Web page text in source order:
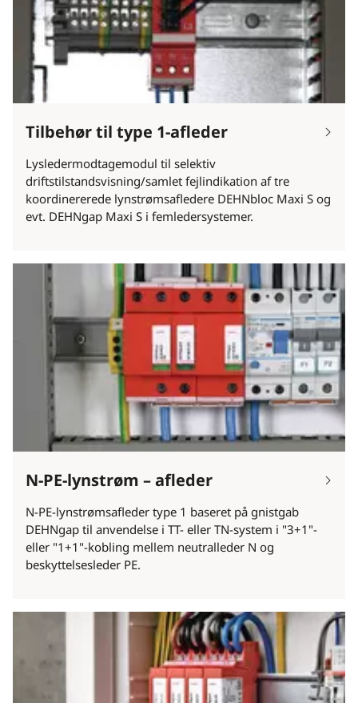
Tilbehør til type 1-afleder
Lysledermodtagemodul til selektiv
driftstilstandsvisning/samlet fejlindikation af tre
koordinererede lynstrømsafledere DEHNbloc Maxi S og
evt. DEHNgap Maxi S i femledersystemer.
N-PE-lynstrøm – afleder
N-PE-lynstrømsafleder type 1 baseret på gnistgab
DEHNgap til anvendelse i TT- eller TN-system i "3+1"-
eller "1+1"-kobling mellem neutralleder N og
beskyttelsesleder PE.